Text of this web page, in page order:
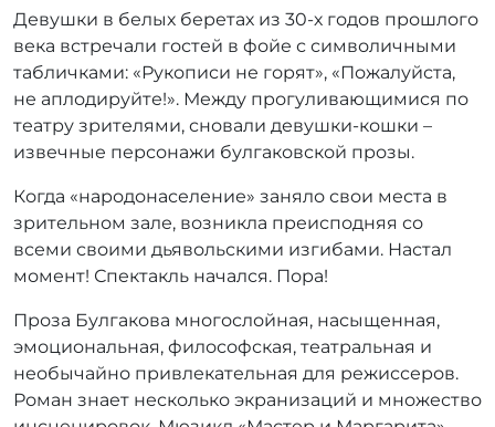
r
a
d
m
i
n
Девушки в белых беретах из 30-х годов прошлого
века встречали гостей в фойе с символичными
табличками: «Рукописи не горят», «Пожалуйста,
не аплодируйте!». Между прогуливающимися по
театру зрителями, сновали девушки-кошки –
извечные персонажи булгаковской прозы.
Когда «народонаселение» заняло свои места в
зрительном зале, возникла преисподняя со
всеми своими дьявольскими изгибами. Настал
момент! Спектакль начался. Пора!
Проза Булгакова многослойная, насыщенная,
эмоциональная, философская, театральная и
необычайно привлекательная для режиссеров.
Роман знает несколько экранизаций и множество